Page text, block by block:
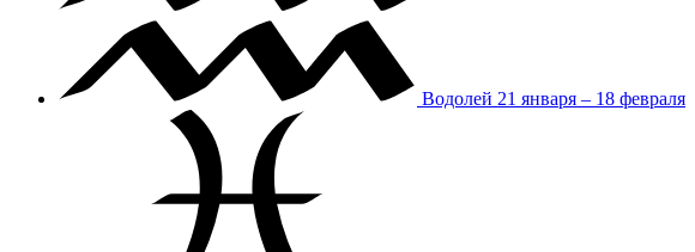
Водолей 21 января – 18 февраля